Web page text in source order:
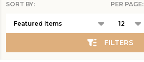
List
SORT BY: PER PAGE:
FILTERS